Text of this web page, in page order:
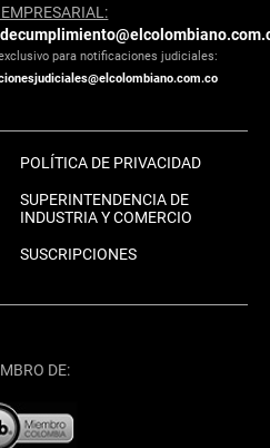
para notificaciones judiciales:
POLÍTICA DE PRIVACIDAD
SUPERINTENDENCIA DE
INDUSTRIA Y COMERCIO
SUSCRIPCIONES
DE: